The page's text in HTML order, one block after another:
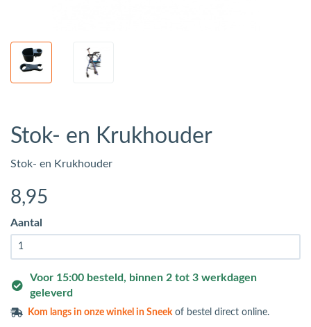
Stok- en Krukhouder
Stok- en Krukhouder
8,95
Aantal
Voor 15:00 besteld, binnen 2 tot 3 werkdagen
geleverd
Kom langs inonze winkel in Sneek of bestel direct online.